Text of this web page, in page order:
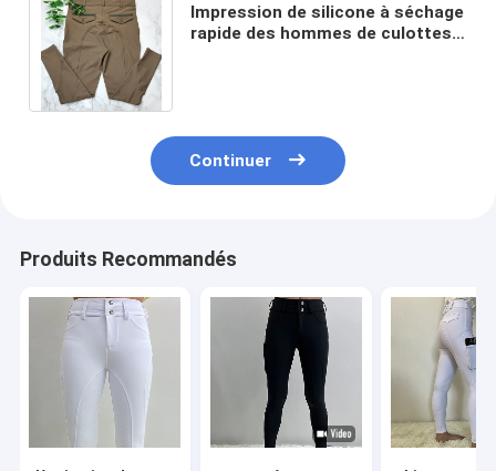
Impression de silicone à séchage
rapide des hommes de culottes
Continuer
Produits Recommandés